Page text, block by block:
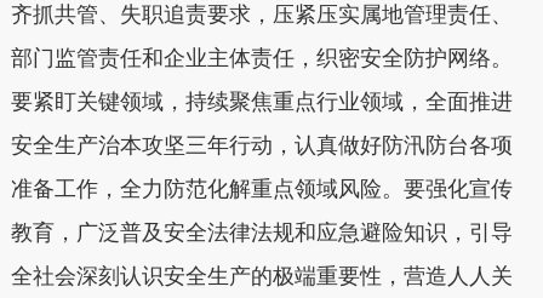
齐抓共管、失职追责要求，压紧压实属地管理责任、
部门监管责任和企业主体责任，织密安全防护网络。
要紧盯关键领域，持续聚焦重点行业领域，全面推进
安全生产治本攻坚三年行动，认真做好防汛防台各项
准备工作，全力防范化解重点领域风险。要强化宣传
教育，广泛普及安全法律法规和应急避险知识，引导
全社会深刻认识安全生产的极端重要性，营造人人关